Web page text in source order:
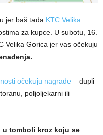
jer baš tada KTC Velika
za kupce. U subotu, 16.
Velika Gorica jer vas očekuju
očekuju nagrade – dupli
poljoljekarni ili
tomboli kroz koju se